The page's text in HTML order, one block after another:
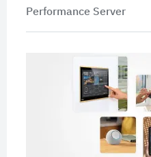
Performance Server